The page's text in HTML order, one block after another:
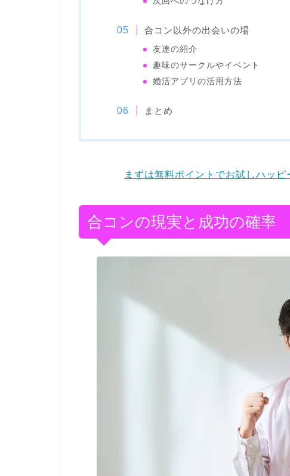
合コン以外の出会いの場
友達の紹介
趣味のサークルやイベント
婚活アプリの活用方法
まとめ
まずは無料ポイントでお試しハッ
合コンの現実と成功の確率